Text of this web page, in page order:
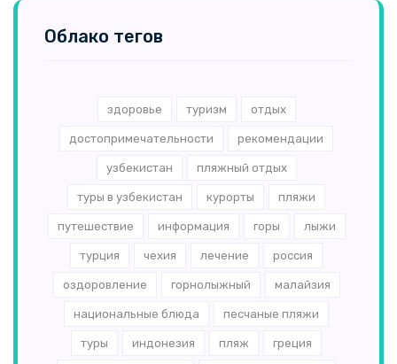
Облако тегов
здоровье туризм отдых
достопримечательности рекомендации
узбекистан пляжный отдых
туры в узбекистан курорты пляжи
путешествие информация горы лыжи
турция чехия лечение россия
оздоровление горнолыжный малайзия
национальные блюда песчаные пляжи
туры индонезия пляж греция